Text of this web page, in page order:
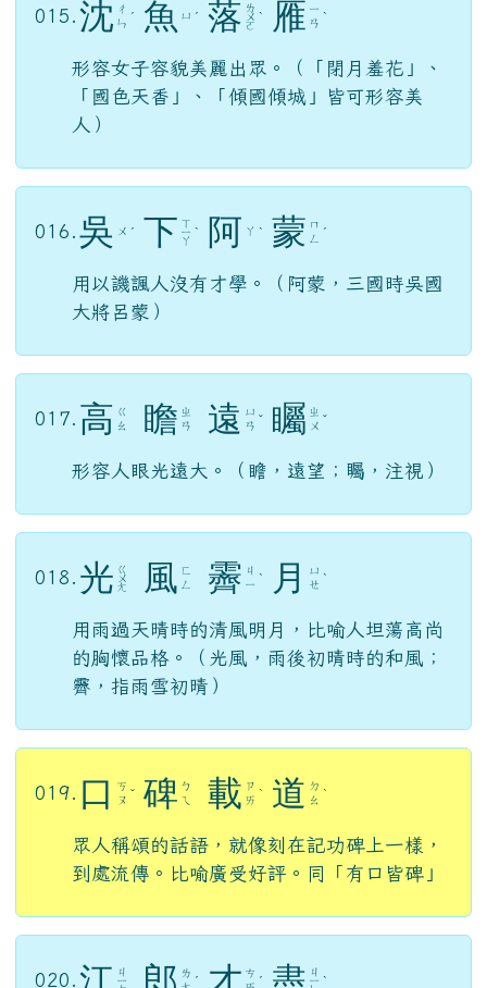
015. 沈 ㄔ
ㄣ ˊ 魚 ㄩ ˊ 落 ㄌ
ㄨ
ㄛ
ˋ 雁 ㄧ
ㄢ ˋ
形容女子容貌美麗出眾。（「閉月羞花」、
「國色天香」、「傾國傾城」皆可形容美
人）
016. 吳 ㄨ ˊ 下 ㄒ
ㄧ
ㄚ
ˋ 阿 ㄚ ˋ 蒙 ㄇ
ㄥ
ˊ
用以譏諷人沒有才學。（阿蒙，三國時吳國
大將呂蒙）
017. 高 ㄍ
ㄠ
瞻 ㄓ
ㄢ
遠 ㄩ
ㄢ ˇ 矚 ㄓ
ㄨ ˇ
形容人眼光遠大。（瞻，遠望；矚，注視）
018. 光 ㄍ
ㄨ
ㄤ 風 ㄈ
ㄥ
霽 ㄐ
ㄧ ˋ 月
ㄩ
ㄝ ˋ
用雨過天晴時的清風明月，比喻人坦蕩高尚
的胸懷品格。（光風，雨後初晴時的和風；
霽，指雨雪初晴）
019. 口
ㄎ
ㄡ ˇ 碑 ㄅ
ㄟ
載 ㄗ
ㄞ ˋ 道 ㄉ
ㄠ ˋ
眾人稱頌的話語，就像刻在記功碑上一樣，
到處流傳。比喻廣受好評。同「有口皆碑」
020. ㄐ
ㄧ
ㄌ
ˊ
ㄘ
ˊ
ㄐ
ㄧ ˋ